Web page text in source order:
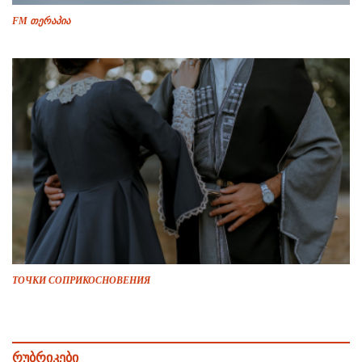
FM თერაპია
ТОЧКИ СОПРИКОСНОВЕНИЯ
რუბრიკები